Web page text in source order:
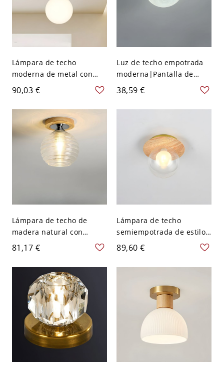
Lámpara de techo
moderna de metal con
pantalla de vidrio blanco -
color café con leche 110 A
120 V Globo
90,03 €
Luz de techo empotrada
moderna|Pantalla de
resina
blanca|LED/Incandescent
e/Fluorescente|Material
15,24 cm Globo
38,59 €
Lámpara de techo de
madera natural con
pantalla de vidrio
transparente - Elegancia
moderna para tu hogar -
110 A 120 V Globo
81,17 €
Lámpara de techo
semiempotrada de estilo
asiático con pantalla de
plástico y base de
bombilla G9 Bi-pin de
120 V Globo
89,60 €